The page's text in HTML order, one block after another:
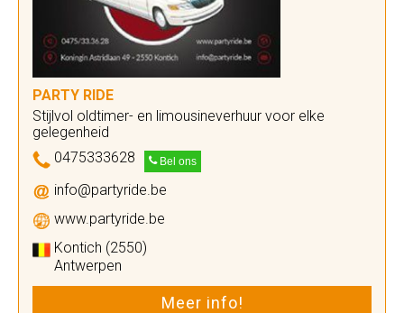
PARTY RIDE
Stijlvol oldtimer- en limousineverhuur voor elke
gelegenheid
0475333628
Bel ons
info@partyride.be
www.partyride.be
Kontich (2550)
Antwerpen
Meer info!